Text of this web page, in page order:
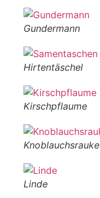
Gundermann
Hirtentäschel
Kirschpflaume
Knoblauchsrauke
Linde